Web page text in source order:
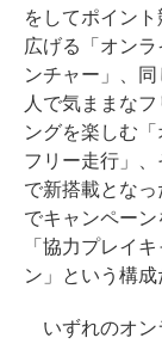
をしてポイント
広げる「オン
ンチャー」、
人で気ままなフ
ングを楽しむ
フリー走行」
で新搭載となっ
でキャンペーン
「協力プレイ
ン」という構成
いずれのオン